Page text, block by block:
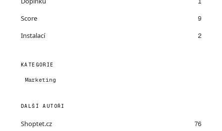
Score 9
Instalací 2
KATEGORIE
Marketing
DALŠÍ AUTOŘI
Shoptet.cz 76